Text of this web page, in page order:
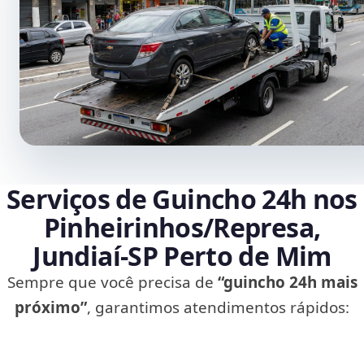
Serviços de Guincho 24h nos
Pinheirinhos/Represa,
Jundiaí‑SP Perto de Mim
Sempre que você precisa de “guincho 24h mais
próximo”, garantimos atendimentos rápidos: